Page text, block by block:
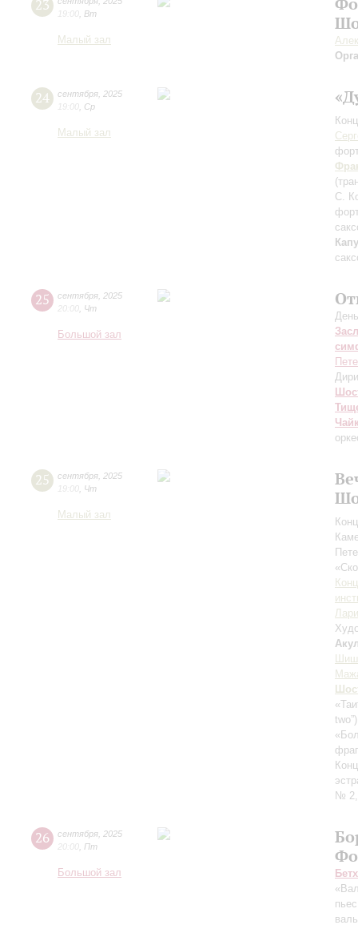
23
19:00 Вт
Малый зал
24 сентября 2025
19:00 Ср
Малый зал
С.
25 сентября 2025
20:00 Чт
Большой зал
25 сентября 2025
19:00 Чт
Малый зал
№ 2,
26 сентября 2025
20:00 Пт
Большой зал